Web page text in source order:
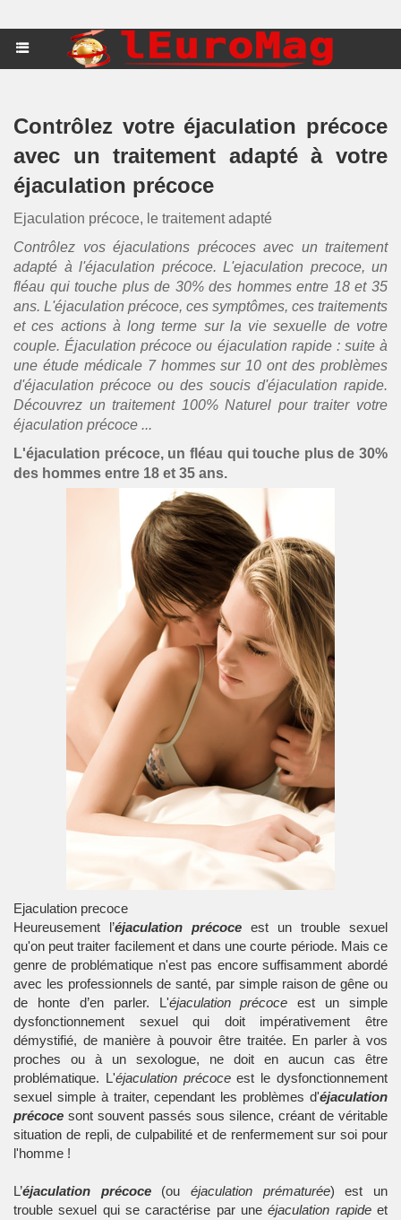
Contrôlez votre éjaculation précoce
avec un traitement adapté à votre
éjaculation précoce
Ejaculation précoce, le traitement adapté
Contrôlez vos éjaculations précoces avec un traitement
adapté à l'éjaculation précoce. L'ejaculation precoce, un
fléau qui touche plus de 30% des hommes entre 18 et 35
ans. L'éjaculation précoce, ces symptômes, ces traitements
et ces actions à long terme sur la vie sexuelle de votre
couple. Éjaculation précoce ou éjaculation rapide : suite à
une étude médicale 7 hommes sur 10 ont des problèmes
d'éjaculation précoce ou des soucis d'éjaculation rapide.
Découvrez un traitement 100% Naturel pour traiter votre
éjaculation précoce ...
L'éjaculation précoce, un fléau qui touche plus de 30%
des hommes entre 18 et 35 ans.
Ejaculation precoce
Heureusement l’éjaculation précoce est un trouble sexuel
qu'on peut traiter facilement et dans une courte période. Mais ce
genre de problématique n'est pas encore suffisamment abordé
avec les professionnels de santé, par simple raison de gêne ou
de honte d’en parler. L'éjaculation précoce est un simple
dysfonctionnement sexuel qui doit impérativement être
démystifié, de manière à pouvoir être traitée. En parler à vos
proches ou à un sexologue, ne doit en aucun cas être
problématique. L'éjaculation précoceest le dysfonctionnement
sexuel simple à traiter, cependant les problèmes d'éjaculation
précoce sont souvent passés sous silence, créant de véritable
situation de repli, de culpabilité et de renfermement sur soi pour
l'homme !
L’éjaculation précoce(ouéjaculation prématurée) est un
trouble sexuel qui se caractérise par uneéjaculation rapideet